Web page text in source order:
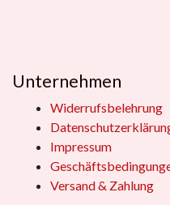
Unternehmen
Widerrufsbelehrung
Impressum
Versand & Zahlung